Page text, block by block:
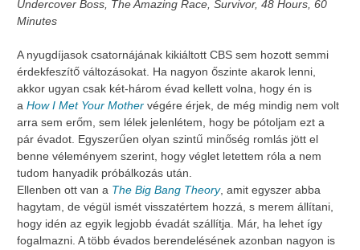
Undercover Boss, The Amazing Race, Survivor, 48 Hours, 60
Minutes
A nyugdíjasok csatornájának kikiáltott CBS sem hozott semmi
érdekfeszítő változásokat. Ha nagyon őszinte akarok lenni,
akkor ugyan csak két-három évad kellett volna, hogy én is
a How I Met Your Mother végére érjek, de még mindig nem volt
arra sem erőm, sem lélek jelenlétem, hogy be pótoljam ezt a
pár évadot. Egyszerűen olyan szintű minőség romlás jött el
benne véleményem szerint, hogy véglet letettem róla a nem
tudom hanyadik próbálkozás után.
Ellenben ott van a The Big Bang Theory, amit egyszer abba
hagytam, de végül ismét visszatértem hozzá, s merem állítani,
hogy idén az egyik legjobb évadát szállítja. Már, ha lehet így
fogalmazni. A több évados berendelésének azonban nagyon is